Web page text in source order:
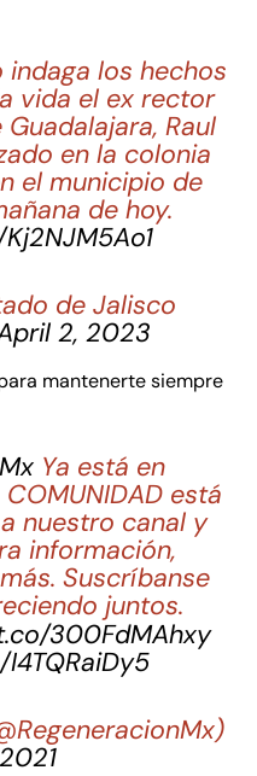
indaga los hechos
vida el ex rector
Raul
en la colonia
el municipio de
de hoy.
de Jalisco
2, 2023
mantenerte siempre
Ya está en
COMUNIDAD está
nuestro canal y
información,
Suscríbanse
juntos.
300FdMAhxy